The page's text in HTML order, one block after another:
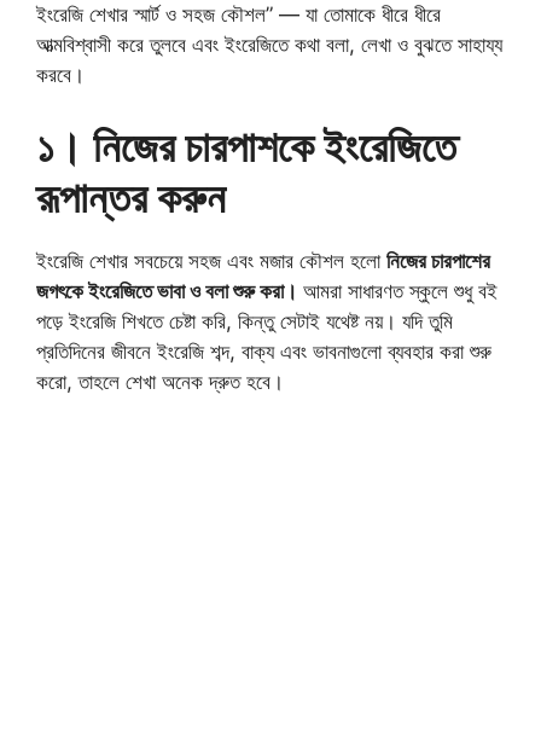
ইংরেজি শেখার স্মার্ট ও সহজ কৌশল” — যা তোমাকে ধীরে ধীরে
আত্মবিশ্বাসী করে তুলবে এবং ইংরেজিতে কথা বলা, লেখা ও বুঝতে সাহায্য
করবে।
১। নিজের চারপাশকে ইংরেজিতে
রূপান্তর করুন
ইংরেজি শেখার সবচেয়ে সহজ এবং মজার কৌশল হলো নিজের চারপাশের
জগৎকে ইংরেজিতে ভাবা ও বলা শুরু করা। আমরা সাধারণত স্কুলে শুধু বই
পড়ে ইংরেজি শিখতে চেষ্টা করি, কিন্তু সেটাই যথেষ্ট নয়। যদি তুমি
প্রতিদিনের জীবনে ইংরেজি শব্দ, বাক্য এবং ভাবনাগুলো ব্যবহার করা শুরু
করো, তাহলে শেখা অনেক দ্রুত হবে।